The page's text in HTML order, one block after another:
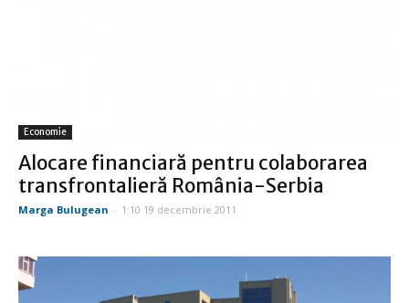
Economie
Alocare financiară pentru colaborarea
transfrontalieră România-Serbia
Marga Bulugean - 1:10 19 decembrie 2011